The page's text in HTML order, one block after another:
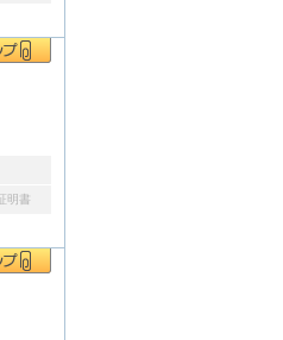
明書